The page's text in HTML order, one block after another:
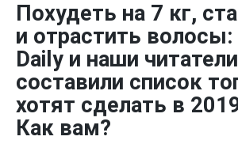
Похудеть на 7 кг,
и отрастить
Daily и наши читатели
составили список
хотят сделать в
Как вам?